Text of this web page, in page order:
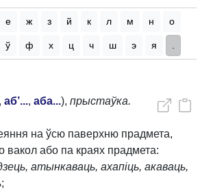
е ж з й к л м н о
ў ф х ц ч ш э я
, аб’..., аба...), прыстаўка.
на ўсю паверхню прадмета,
вакол або па краях прадмета:
атынкаваць, ахапіць, акаваць,
;